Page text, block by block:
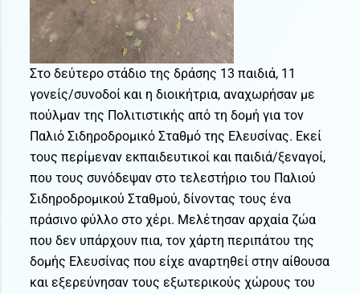
Στο δεύτερο στάδιο της δράσης 13 παιδιά, 11
γονείς/συνοδοί και η διοικήτρια, αναχωρήσαν με
πούλμαν της Πολιτιστικής από τη δομή για τον
Παλιό Σιδηροδρομικό Σταθμό της Ελευσίνας. Εκεί
τους περίμεναν εκπαιδευτικοί και παιδιά/ξεναγοί,
που τους συνόδεψαν στο τελεστήριο του Παλιού
Σιδηροδρομικού Σταθμού, δίνοντας τους ένα
πράσινο φύλλο στο χέρι. Μελέτησαν αρχαία ζώα
που δεν υπάρχουν πια, τον χάρτη περιπάτου της
δομής Ελευσίνας που είχε αναρτηθεί στην αίθουσα
και εξερεύνησαν τους εξωτερικούς χώρους του